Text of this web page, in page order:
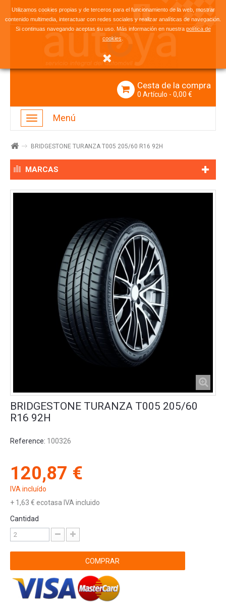
Utilizamos cookies propias y de terceros para el funcionamiento de la web, mostrar
contenido multimedia, interactuar con redes sociales y realizar analíticas de navegación.
Si continuas navegando aceptas su uso. Más información en nuestra política de
cookies.
Enlace rápido
Cesta de la compra
0 Artículo - 0,00 €
Navegación
Toggle
Menú
BRIDGESTONE TURANZA T005 205/60 R16 92H
MARCAS
BRIDGESTONE TURANZA T005 205/60
R16 92H
Reference: 100326
120,87 €
IVA incluído
+ 1,63 € ecotasa IVA incluido
Cantidad
COMPRAR